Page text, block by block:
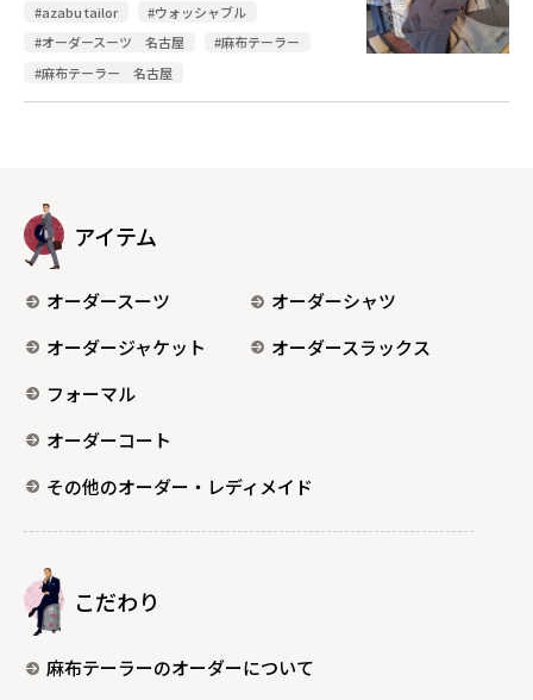
#azabu tailor
#ウォッシャブル
#オーダースーツ 名古屋
#麻布テーラー
#麻布テーラー 名古屋
アイテム
オーダースーツ
オーダーシャツ
オーダージャケット
オーダースラックス
フォーマル
オーダーコート
その他のオーダー・レディメイド
こだわり
麻布テーラーのオーダーについて